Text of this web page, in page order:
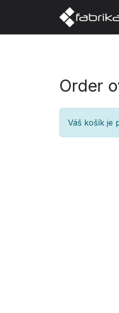
Order
Váš košík je